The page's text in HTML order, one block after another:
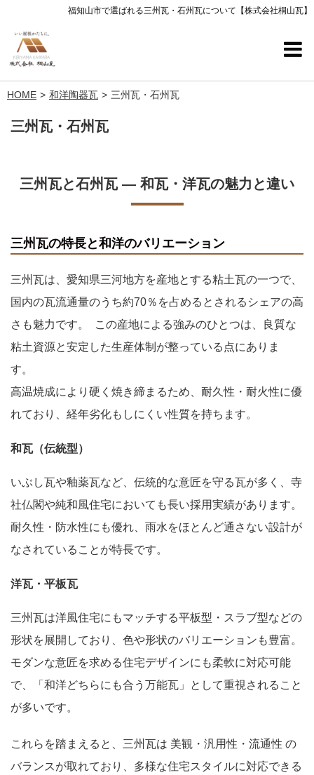
福知山市で選ばれる三州瓦・石州瓦について【株式会社桐山瓦】
HOME 和洋陶器瓦 三州瓦・石州瓦
三州瓦・石州瓦
三州瓦と石州瓦 ― 和瓦・洋瓦の魅力と違い
三州瓦の特長と和洋のバリエーション
三州瓦は、愛知県三河地方を産地とする粘土瓦の一つで、
国内の瓦流通量のうち約70％を占めるとされるシェアの高
さも魅力です。 この産地による強みのひとつは、良質な
粘土資源と安定した生産体制が整っている点にありま
す。
高温焼成により硬く焼き締まるため、耐久性・耐火性に優
れており、経年劣化もしにくい性質を持ちます。
和瓦（伝統型）
いぶし瓦や釉薬瓦など、伝統的な意匠を守る瓦が多く、寺
社仏閣や純和風住宅においても長い採用実績があります。
耐久性・防水性にも優れ、雨水をほとんど通さない設計が
なされていることが特長です。
洋瓦・平板瓦
三州瓦は洋風住宅にもマッチする平板型・スラブ型などの
形状を展開しており、色や形状のバリエーションも豊富。
モダンな意匠を求める住宅デザインにも柔軟に対応可能
で、「和洋どちらにも合う万能瓦」として重視されること
が多いです。
これらを踏まえると、三州瓦は 美観・汎用性・流通性 の
バランスが取れており、多様な住宅スタイルに対応できる